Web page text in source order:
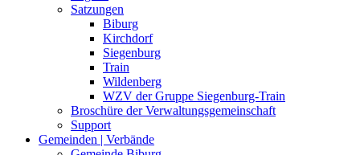
Satzungen
Biburg
Kirchdorf
Siegenburg
Train
Wildenberg
WZV der Gruppe Siegenburg-Train
Broschüre der Verwaltungsgemeinschaft
Support
Gemeinden | Verbände